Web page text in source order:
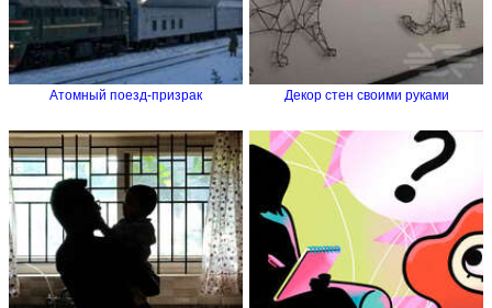
Атомный поезд-призрак Декор стен своими руками